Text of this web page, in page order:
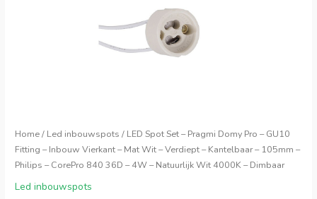
Home/ Led inbouwspots / LED Spot Set – Pragmi Domy Pro – GU10
Fitting – Inbouw Vierkant – Mat Wit – Verdiept – Kantelbaar – 105mm –
Philips – CorePro 840 36D – 4W – Natuurlijk Wit 4000K – Dimbaar
Led inbouwspots